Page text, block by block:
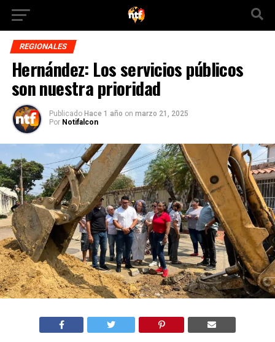
REGIONALES
Hernández: Los servicios públicos
son nuestra prioridad
Publicado Hace 1 año on marzo 21, 2025
Por Notifalcon